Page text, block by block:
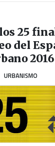
25
del
2016
URBANISMO